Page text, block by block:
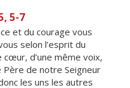
5-7
et du courage vous
selon l’esprit du
cœur, d’une même voix,
de notre Seigneur
les uns les autres